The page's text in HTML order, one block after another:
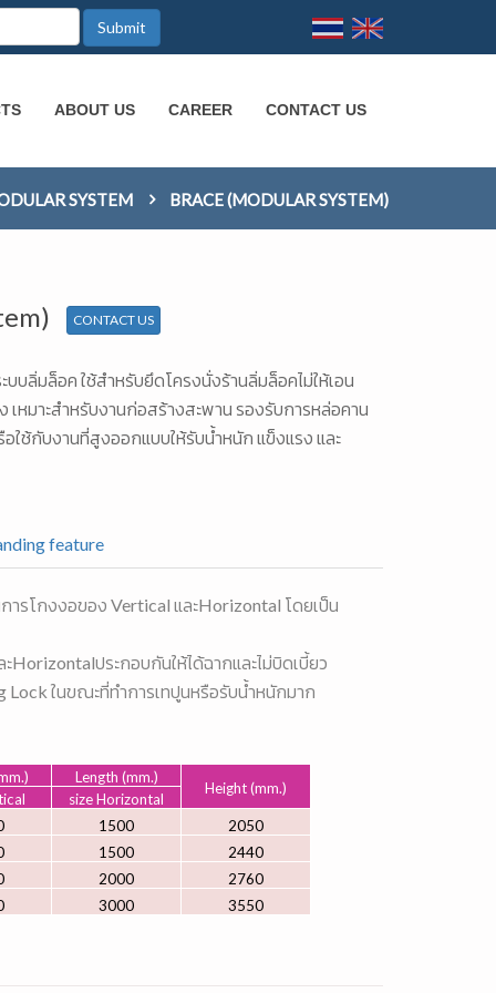
Submit
ABOUT US CAREER CONTACT US
SYSTEM BRACE (MODULAR SYSTEM)
CONTACT US
บลิ่มล็อค ใช้สำหรับยึดโครงนั่งร้านลิ่มล็อคไม่ให้เอน
เหมาะสำหรับงานก่อสร้างสะพาน รองรับการหล่อคาน
ใช้กับงานที่สูงออกแบบให้รับน้ำหนัก แข็งแรง และ
feature
ารโกงงอของ Vertical และHorizontal โดยเป็น
ประกอบกันให้ได้ฉากและไม่บิดเบี้ยว
Lock ในขณะที่ทำการเทปูนหรือรับน้ำหนักมาก
Length (mm.)
Height (mm.)
size Horizontal
1500
2050
1500
2440
2000
2760
3000 3550